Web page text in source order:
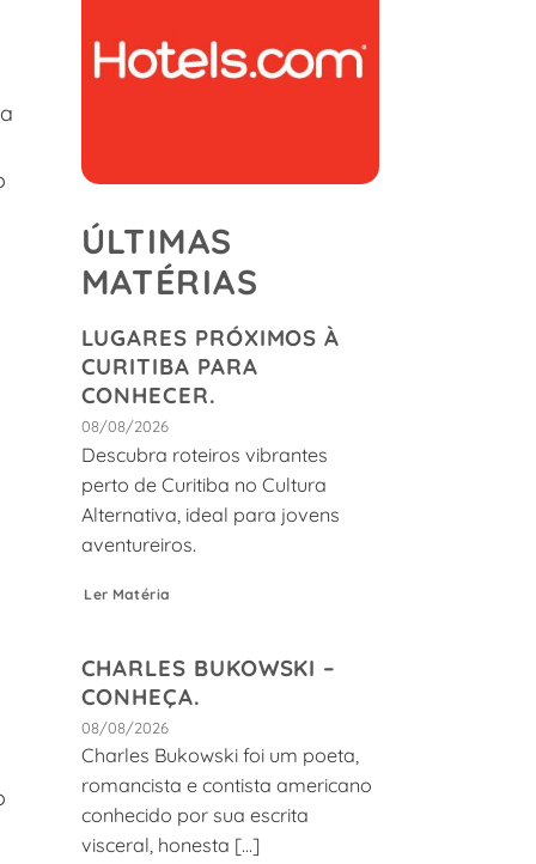
ÚLTIMAS
MATÉRIAS
LUGARES PRÓXIMOS À
CURITIBA PARA
CONHECER.
08/08/2026
Descubra roteiros vibrantes
perto de Curitiba no Cultura
Alternativa, ideal para jovens
aventureiros.
Ler Matéria
CHARLES BUKOWSKI –
CONHEÇA.
08/08/2026
Charles Bukowski foi um poeta,
romancista e contista americano
conhecido por sua escrita
visceral, honesta [...]